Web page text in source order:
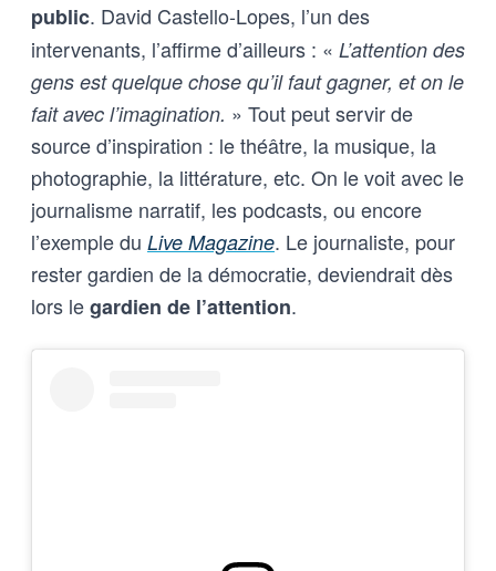
public. David Castello-Lopes, l’un des
intervenants, l’affirme d’ailleurs : « L’attention des
gens est quelque chose qu’il faut gagner, et on le
fait avec l’imagination. » Tout peut servir de
source d’inspiration : le théâtre, la musique, la
photographie, la littérature, etc. On le voit avec le
journalisme narratif, les podcasts, ou encore
l’exemple du Live Magazine. Le journaliste, pour
rester gardien de la démocratie, deviendrait dès
lors legardien de l’attention.